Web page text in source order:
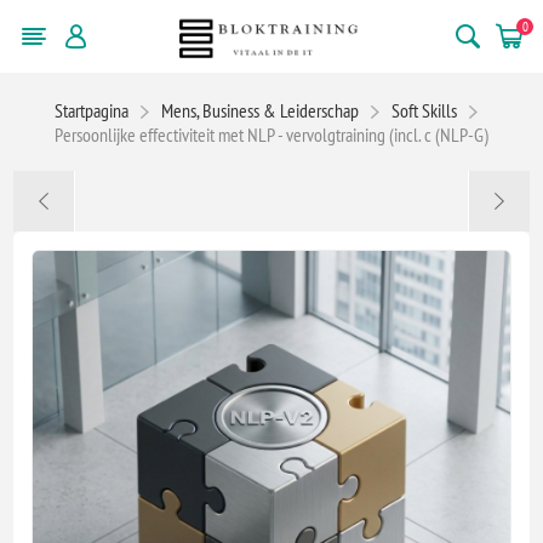
0
Startpagina Mens, Business & Leiderschap
Soft Skills
Persoonlijke effectiviteit met NLP - vervolgtraining (incl. c (NLP-G)